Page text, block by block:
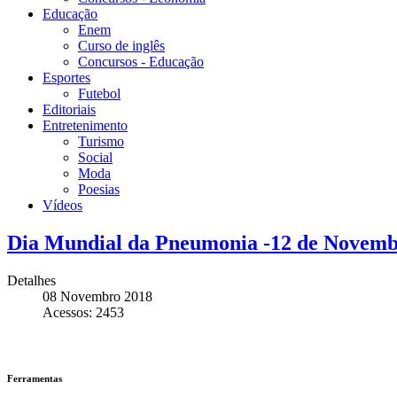
Educação
Enem
Curso de inglês
Concursos - Educação
Esportes
Futebol
Editoriais
Entretenimento
Turismo
Social
Moda
Poesias
Vídeos
Dia Mundial da Pneumonia -12 de
Detalhes
08 Novembro 2018
Acessos: 2453
Ferramentas